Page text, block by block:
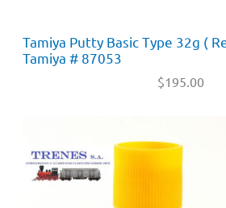
Tamiya Putty Basic Type 32g (
Tamiya # 87053
$195.00